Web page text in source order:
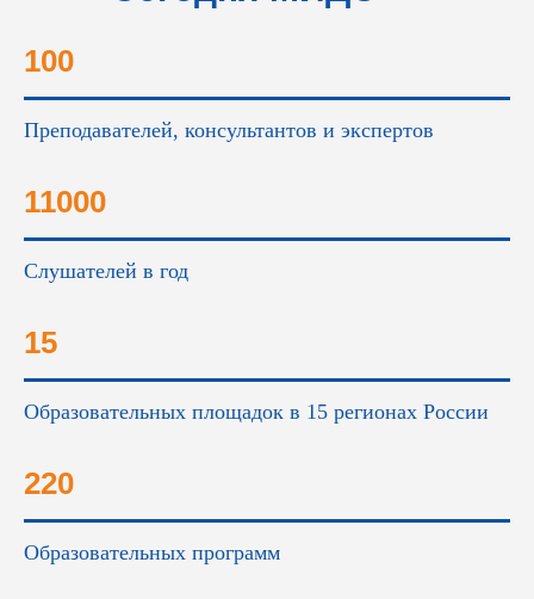
100
Преподавателей, консультантов и экспертов
11000
Слушателей в год
15
Образовательных площадок в 15 регионах России
220
Образовательных программ